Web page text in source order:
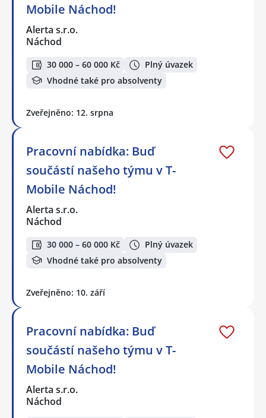
Mobile Náchod!
Alerta s.r.o.
Náchod
30 000 – 60 000 Kč
Plný úvazek
Vhodné také pro absolventy
Zveřejněno: 12. srpna
Pracovní nabídka: Buď
součástí našeho týmu v T-
Mobile Náchod!
Alerta s.r.o.
Náchod
30 000 – 60 000 Kč
Plný úvazek
Vhodné také pro absolventy
Zveřejněno: 10. září
Pracovní nabídka: Buď
součástí našeho týmu v T-
Mobile Náchod!
Alerta s.r.o.
Náchod